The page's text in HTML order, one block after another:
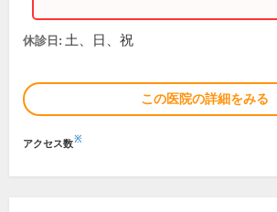
休診日: 土、日、祝
この医院の詳細をみる
アクセス数※